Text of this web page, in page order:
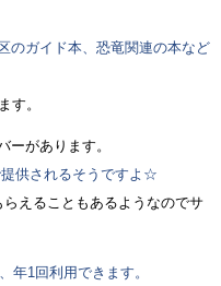
のガイド本、恐竜関連の本など
す。
ーがあります。
供されるそうですよ☆
えることもあるようなのでサ
年1回利用できます。